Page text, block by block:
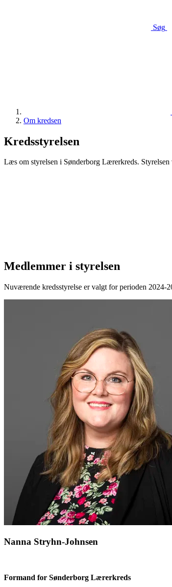
Søg
Om kredsen
Kredsstyrelsen
Læs om styrelsen i Sønderborg Lærerkreds.
Medlemmer i styrelsen
Nuværende kredsstyrelse er valgt for perioden 2024-
Nanna Stryhn-Johnsen
Formand for Sønderborg Lærerkreds